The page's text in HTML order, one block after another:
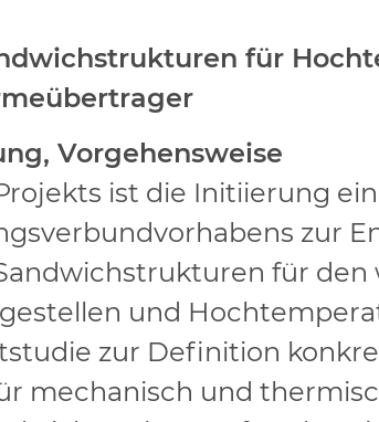
für
, Vorgehensweise
ist die Initiierung
zur
für
und Hochtempera
zur Definition
mechanisch und ther